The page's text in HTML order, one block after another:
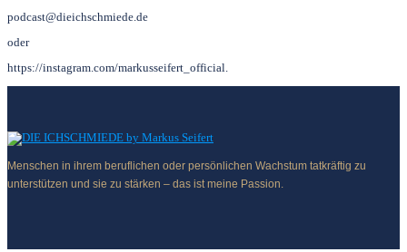
podcast@dieichschmiede.de
oder
https://instagram.com/markusseifert_official.
Menschen in ihrem beruflichen oder persönlichen Wachstum tatkräftig zu
unterstützen und sie zu stärken – das ist meine Passion.